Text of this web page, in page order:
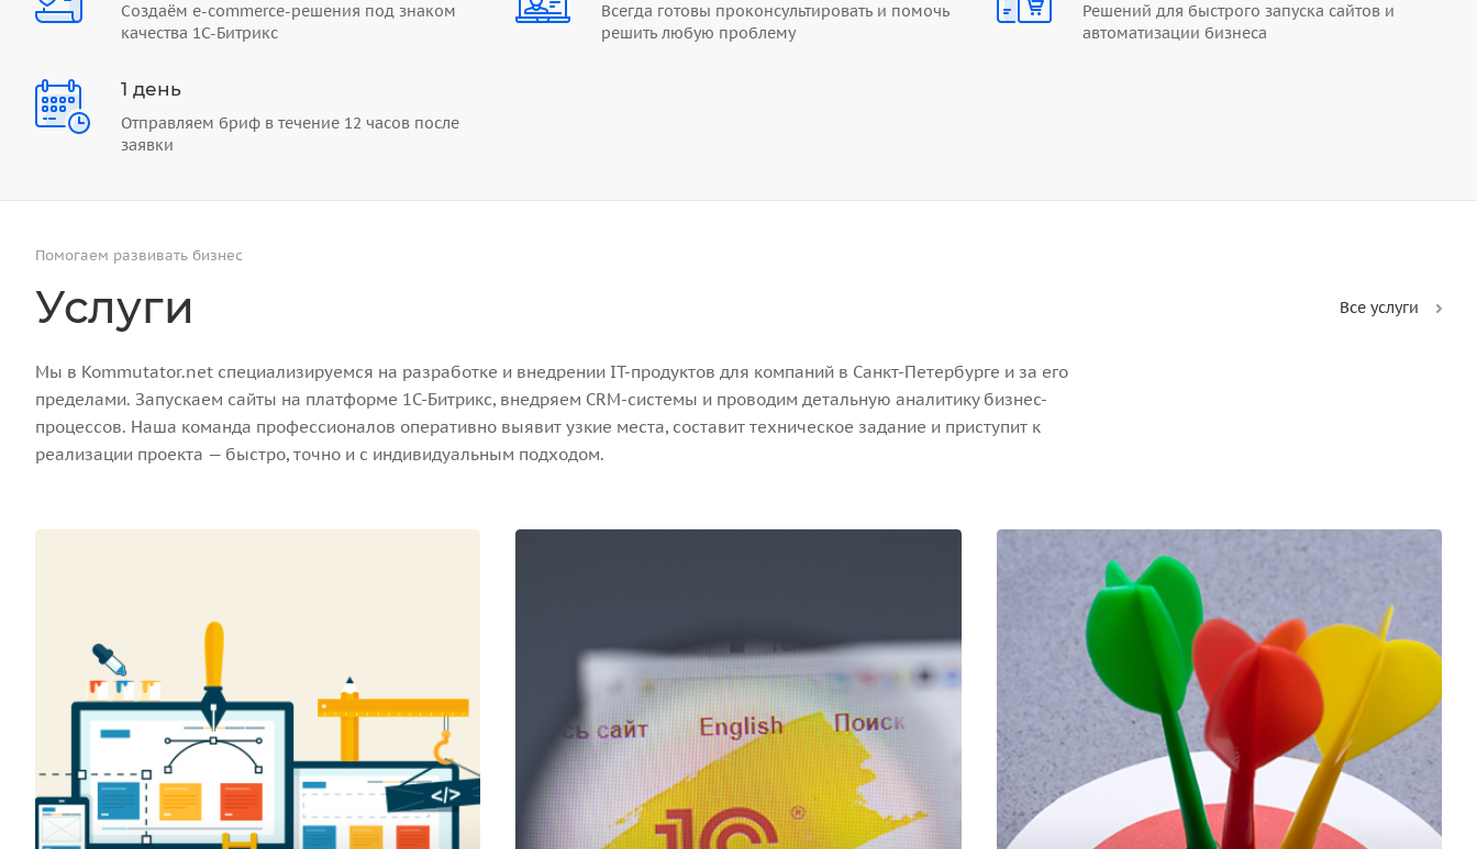
Создаём e-commerce-решения под знаком
качества 1С-Битрикс
Всегда готовы проконсультировать и помочь
решить любую проблему
Решений для быстрого запуска сайтов и
автоматизации бизнеса
1 день
Отправляем бриф в течение 12 часов после
заявки
Помогаем развивать бизнес
Услуги Все услуги
Мы в Kommutator.net специализируемся на разработке и внедрении IT-продуктов для компаний в Санкт-Петербурге и за его
пределами. Запускаем сайты на платформе 1С-Битрикс, внедряем CRM-системы и проводим детальную аналитику бизнес-
процессов. Наша команда профессионалов оперативно выявит узкие места, составит техническое задание и приступит к
реализации проекта — быстро, точно и с индивидуальным подходом.